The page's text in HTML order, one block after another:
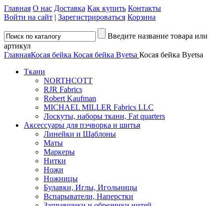
Главная О нас Доставка Как купить Контакты
Войти на сайт | Зарегистрироваться Корзина
Введите название товара или
артикул
ГлавнаяКосая бейка Косая бейка Byetsa Косая бейка Byetsa
Ткани
NORTHCOTT
RJR Fabrics
Robert Kaufman
MICHAEL MILLER Fabrics LLC
Лоскуты, наборы ткани, Fat quarters
Аксессуары для пэчворка и шитья
Линейки и Шаблоны
Маты
Маркеры
Нитки
Ножи
Ножницы
Булавки, Иглы, Игольницы
Вспарыватели, Наперстки